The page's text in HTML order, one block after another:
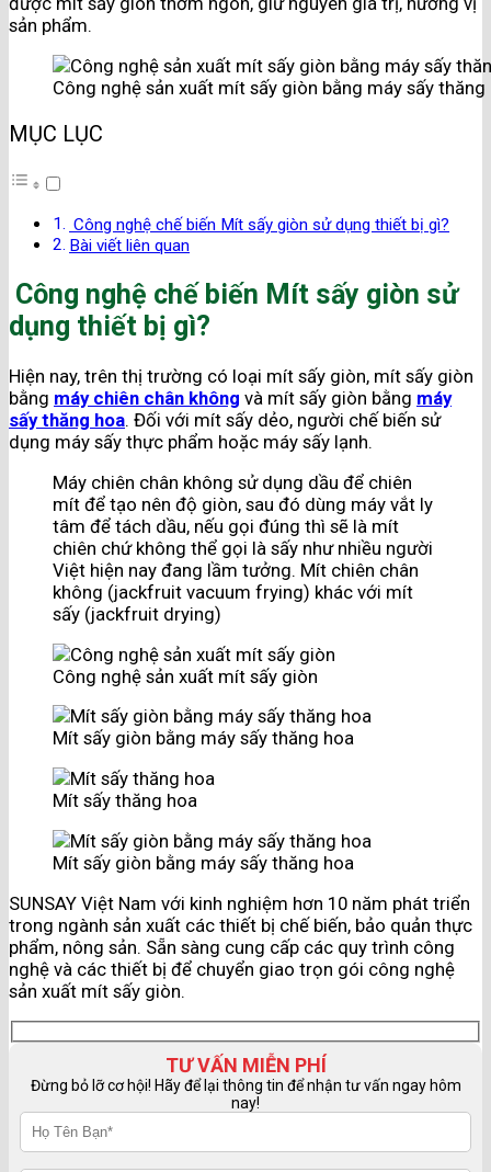
sản phẩm.
Công nghệ sản xuất mít sấy giòn bằng máy sấy thăng
MỤC LỤC
Công nghệ chế biến Mít sấy giòn sử dụng thiết bị gì?
Bài viết liên quan
Công nghệ chế biến Mít sấy giòn sử
dụng thiết bị gì?
Hiện nay, trên thị trường có loại mít sấy giòn, mít sấy giòn
bằng máy chiên chân không và mít sấy giòn bằng máy
sấy thăng hoa. Đối với mít sấy dẻo, người chế biến sử
dụng máy sấy thực phẩm hoặc máy sấy lạnh.
Máy chiên chân không sử dụng dầu để chiên
mít để tạo nên độ giòn, sau đó dùng máy vắt ly
tâm để tách dầu, nếu gọi đúng thì sẽ là mít
chiên chứ không thể gọi là sấy như nhiều người
Việt hiện nay đang lầm tưởng. Mít chiên chân
không (jackfruit vacuum frying) khác với mít
sấy (jackfruit drying)
Công nghệ sản xuất mít sấy giòn
Mít sấy giòn bằng máy sấy thăng hoa
Mít sấy thăng hoa
Mít sấy giòn bằng máy sấy thăng hoa
SUNSAY Việt Nam với kinh nghiệm hơn 10 năm phát triển
trong ngành sản xuất các thiết bị chế biến, bảo quản thực
phẩm, nông sản. Sẵn sàng cung cấp các quy trình công
nghệ và các thiết bị để chuyển giao trọn gói công nghệ
sản xuất mít sấy giòn.
TƯ VẤN MIỄN PHÍ
Đừng bỏ lỡ cơ hội! Hãy để lại thông tin để nhận tư vấn ngay hôm
nay!